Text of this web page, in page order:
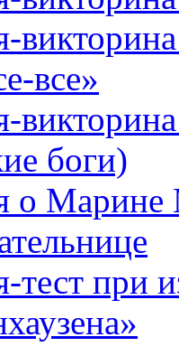
все»
боги)
о
тест при